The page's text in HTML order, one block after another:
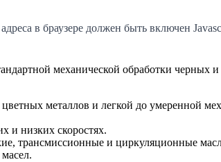
в браузере должен быть включен
механической обработки черных
металлов и легкой до умеренной
низких скоростях.
трансмиссионные и циркуляционные